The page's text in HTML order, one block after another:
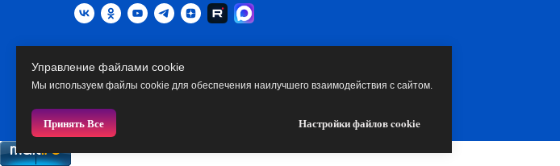
Все права защищены.
Управление файлами cookie
Мы используем файлы cookie для обеспечения наилучшего взаимодействия с сайтом.
Принять Все Настройки файлов cookie